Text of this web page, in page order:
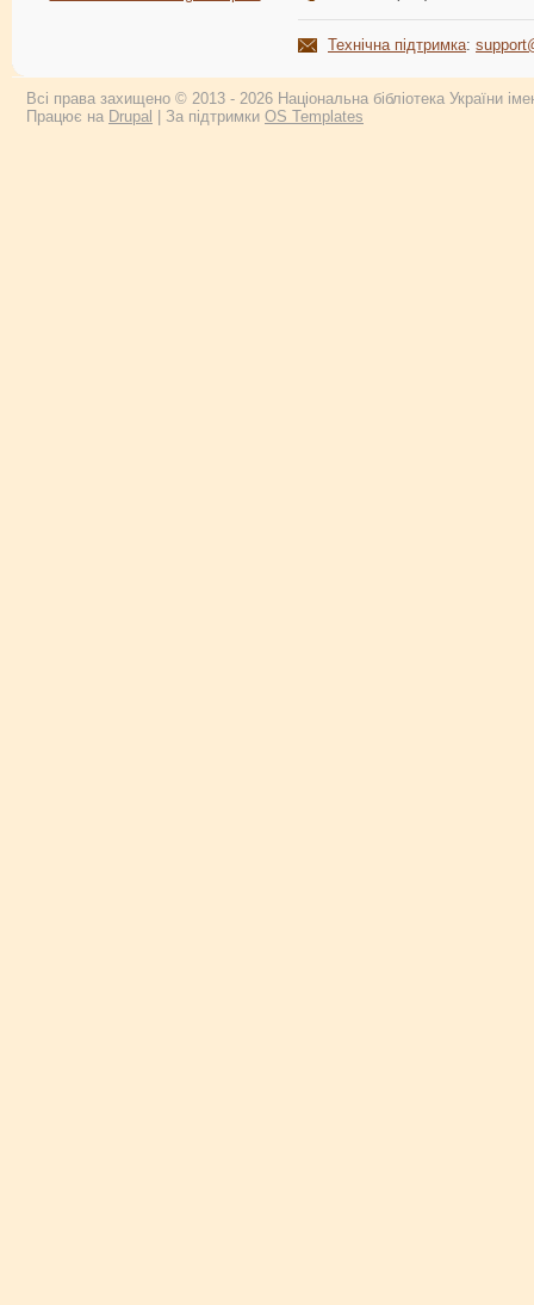
Технічна підтримка:
Всі права захищено © 2013 - 2026 Національна бібліотека України
Працює на Drupal | За підтримки OS Templates